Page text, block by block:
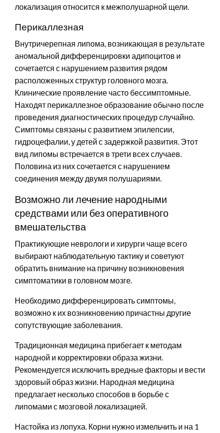
локализация относится к межполушарной щели.
Перикаллезная
Внутричерепная липома, возникающая в результате
аномальной дифференцировки адипоцитов и
сочетается с нарушением развития рядом
расположенных структур головного мозга.
Клинические проявление часто бессимптомные.
Находят перикаллезное образование обычно после
проведения диагностических процедур случайно.
Симптомы связаны с развитием эпилепсии,
гидроцефалии, у детей с задержкой развития. Этот
вид липомы встречается в трети всех случаев.
Половина из них сочетается с нарушением
соединения между двумя полушариями.
Возможно ли лечение народными
средствами или без оперативного
вмешательства
Практикующие неврологи и хирурги чаще всего
выбирают наблюдательную тактику и советуют
обратить внимание на причину возникновения
симптоматики в головном мозге.
Необходимо дифференцировать симптомы,
возможно к их возникновению причастны другие
сопутствующие заболевания.
Традиционная медицина прибегает к методам
народной и корректировки образа жизни.
Рекомендуется исключить вредные факторы и вести
здоровый образ жизни. Народная медицина
предлагает несколько способов в борьбе с
липомами с мозговой локализацией.
Настойка из лопуха. Корни нужно измельчить и на 1